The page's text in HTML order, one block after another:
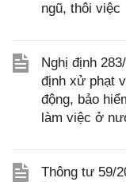
ngũ, thôi việc
Nghị định
định xử phạt
động, bảo
làm việc ở
Thông tư 59/